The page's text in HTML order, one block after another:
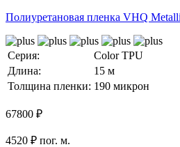
Полиуретановая пленка VHQ
Серия:
Color TPU
Длина:
15 м
Толщина пленки: 190 микрон
67800 ₽
4520 ₽ пог. м.